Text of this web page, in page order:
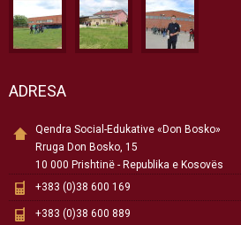
ADRESA
Qendra Social-Edukative «Don Bosko»
Rruga Don Bosko, 15
10 000 Prishtinë - Republika e Kosovës
+383 (0)38 600 169
+383 (0)38 600 889